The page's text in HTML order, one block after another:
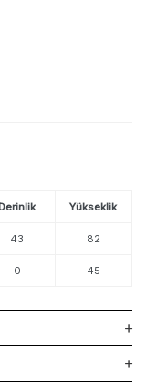
Yükseklik
43 82
0 45